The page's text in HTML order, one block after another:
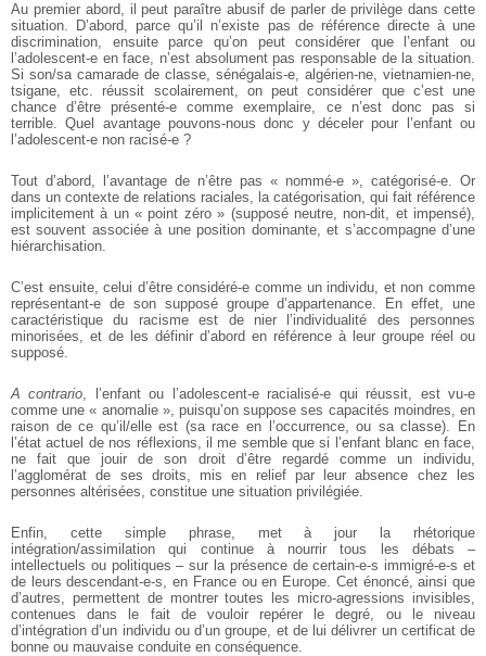
Au premier abord, il peut paraître abusif de parler de privilège dans cette
situation. D’abord, parce qu’il n’existe pas de référence directe à une
discrimination, ensuite parce qu’on peut considérer que l’enfant ou
l’adolescent-e en face, n’est absolument pas responsable de la situation.
Si son/sa camarade de classe, sénégalais-e, algérien-ne, vietnamien-ne,
tsigane, etc. réussit scolairement, on peut considérer que c’est une
chance d’être présenté-e comme exemplaire, ce n’est donc pas si
terrible. Quel avantage pouvons-nous donc y déceler pour l’enfant ou
l’adolescent-e non racisé-e ?
Tout d’abord, l’avantage de n’être pas « nommé-e », catégorisé-e. Or
dans un contexte de relations raciales, la catégorisation, qui fait référence
implicitement à un « point zéro » (supposé neutre, non-dit, et impensé),
est souvent associée à une position dominante, et s’accompagne d’une
hiérarchisation.
C’est ensuite, celui d’être considéré-e comme un individu, et non comme
représentant-e de son supposé groupe d’appartenance. En effet, une
caractéristique du racisme est de nier l’individualité des personnes
minorisées, et de les définir d’abord en référence à leur groupe réel ou
supposé.
A contrario, l’enfant ou l’adolescent-e racialisé-e qui réussit, est vu-e
comme une « anomalie », puisqu’on suppose ses capacités moindres, en
raison de ce qu’il/elle est (sa race en l’occurrence, ou sa classe). En
l’état actuel de nos réflexions, il me semble que si l’enfant blanc en face,
ne fait que jouir de son droit d’être regardé comme un individu,
l’agglomérat de ses droits, mis en relief par leur absence chez les
personnes altérisées, constitue une situation privilégiée.
Enfin, cette simple phrase, met à jour la rhétorique
intégration/assimilation qui continue à nourrir tous les débats –
intellectuels ou politiques – sur la présence de certain-e-s immigré-e-s et
de leurs descendant-e-s, en France ou en Europe. Cet énoncé, ainsi que
d’autres, permettent de montrer toutes les micro-agressions invisibles,
contenues dans le fait de vouloir repérer le degré, ou le niveau
d’intégration d’un individu ou d’un groupe, et de lui délivrer un certificat de
bonne ou mauvaise conduite en conséquence.